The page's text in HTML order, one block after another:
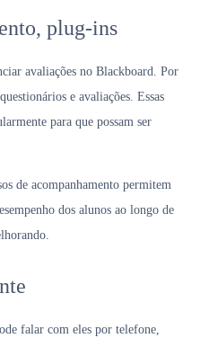
plug-ins
avaliações no Blackboard. Por
e avaliações. Essas
para que possam ser
de acompanhamento permitem
dos alunos ao longo de
falar com eles por telefone,